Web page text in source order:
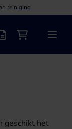
reiniging
OffertelijstWinkelwagen
Menu
geschikt het